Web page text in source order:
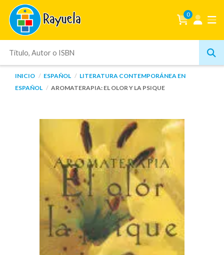
0
INICIO ESPAÑOL
LITERATURA CONTEMPORÁNEA EN
ESPAÑOL
AROMATERAPIA: EL OLOR Y LA PSIQUE